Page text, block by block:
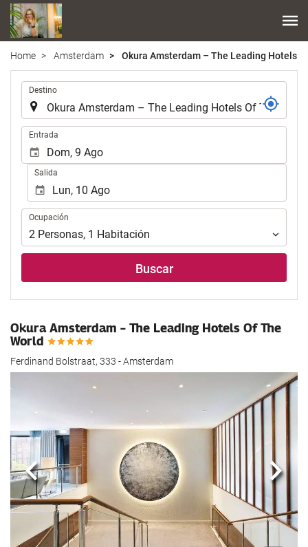
Home Amsterdam Okura Amsterdam – The Leading Hotels
Destino
Entrada
Salida
Ocupación
Ocupación
2 Personas, 1 Habitación
Buscar
Okura Amsterdam – The Leading Hotels Of The
World
Ferdinand Bolstraat, 333 - Amsterdam
Anterior